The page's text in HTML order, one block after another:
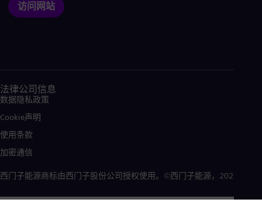
访问网站
法律公司信息
数据隐私政策
Cookie声明
使用条款
加密通信
西门子能源商标由西门子股份公司授权使用。©西门子能源，2026